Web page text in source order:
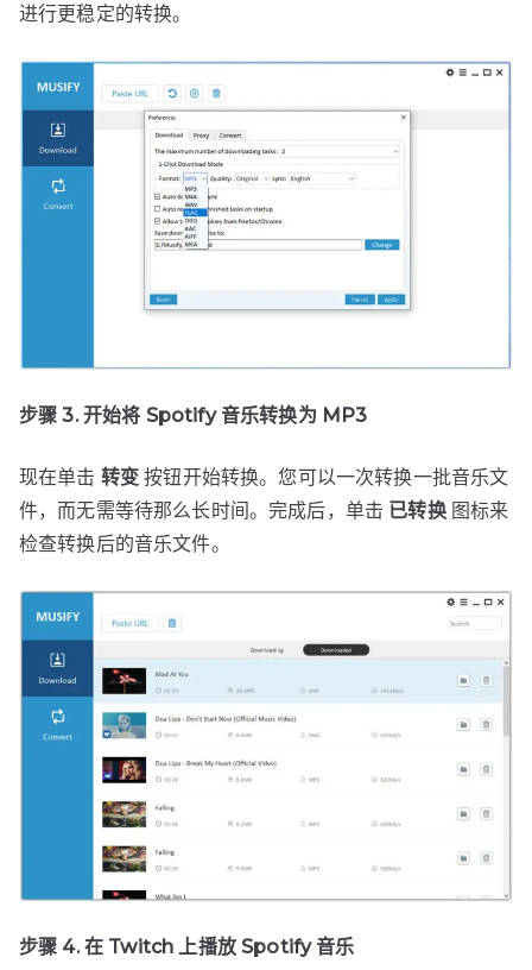
进行更稳定的转换。
步骤 3. 开始将 Spotify 音乐转换为 MP3
现在单击 转变 按钮开始转换。您可以一次转换一批音乐文
件，而无需等待那么长时间。完成后，单击 已转换图标来
检查转换后的音乐文件。
步骤 4. 在 Twitch 上播放 Spotify 音乐